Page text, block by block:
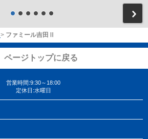
> ファミール吉田Ⅱ
ページトップに戻る
営業時間:9:30～18:00
定休日:水曜日